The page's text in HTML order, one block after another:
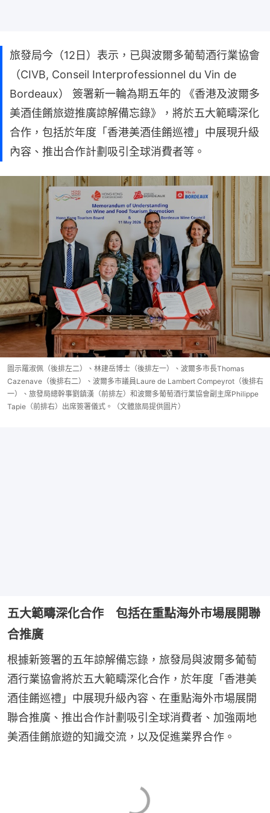
旅發局今（12日）表示，已與波爾多葡萄酒行業協會
（CIVB, Conseil Interprofessionnel du Vin de
Bordeaux） 簽署新一輪為期五年的 《香港及波爾多
美酒佳餚旅遊推廣諒解備忘錄》，將於五大範疇深化
合作，包括於年度「香港美酒佳餚巡禮」中展現升級
內容、推出合作計劃吸引全球消費者等。
圖示羅淑佩（後排左二）、林建岳博士（後排左一）、波爾多市長Thomas
Cazenave（後排右二）、波爾多市議員Laure de Lambert Compeyrot（後排右
一）、旅發局總幹事劉鎮漢（前排左）和波爾多葡萄酒行業協會副主席Philippe
Tapie（前排右）出席簽署儀式。（文體旅局提供圖片）
五大範疇深化合作 包括在重點海外市場展開聯
合推廣
根據新簽署的五年諒解備忘錄，旅發局與波爾多葡萄
酒行業協會將於五大範疇深化合作，於年度「香港美
酒佳餚巡禮」中展現升級內容、在重點海外市場展開
聯合推廣、推出合作計劃吸引全球消費者、加強兩地
美酒佳餚旅遊的知識交流，以及促進業界合作。